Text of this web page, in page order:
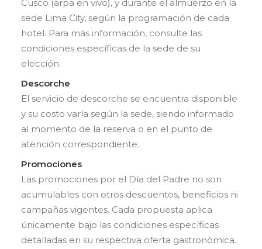
Cusco (arpa en vivo), y durante el almuerzo en la
sede Lima City, según la programación de cada
hotel. Para más información, consulte las
condiciones específicas de la sede de su
elección.
Descorche
El servicio de descorche se encuentra disponible
y su costo varía según la sede, siendo informado
al momento de la reserva o en el punto de
atención correspondiente.
Promociones
Las promociones por el Día del Padre no son
acumulables con otros descuentos, beneficios ni
campañas vigentes. Cada propuesta aplica
únicamente bajo las condiciones específicas
detalladas en su respectiva oferta gastronómica.